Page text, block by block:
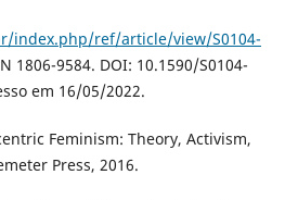
index.php/ref/article/view/S0104-
1806-9584. DOI: 10.1590/S0104-
em 16/05/2022.
Feminism: Theory, Activism,
Press, 2016.